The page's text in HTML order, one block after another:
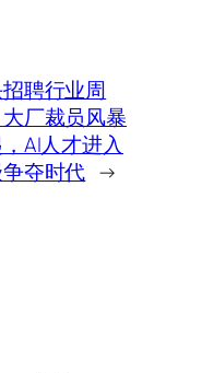
聘行业周
厂裁员风暴
AI人才进入
夺时代 →